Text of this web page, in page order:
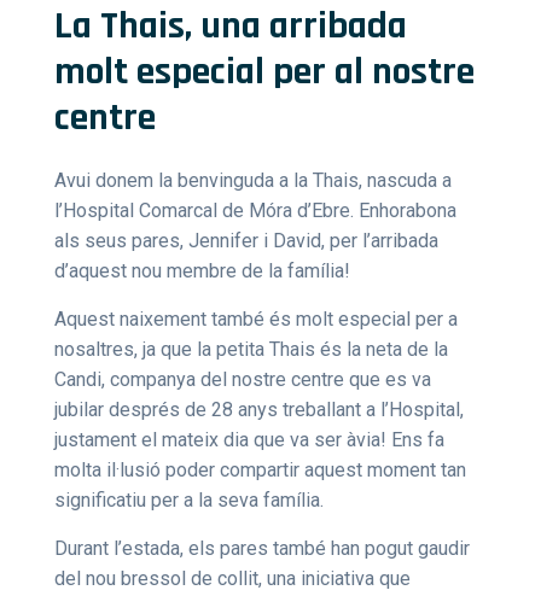
La Thais, una arribada
molt especial per al nostre
centre
Avui donem la benvinguda a la Thais, nascuda a
l’Hospital Comarcal de Móra d’Ebre. Enhorabona
als seus pares, Jennifer i David, per l’arribada
d’aquest nou membre de la família!
Aquest naixement també és molt especial per a
nosaltres, ja que la petita Thais és la neta de la
Candi, companya del nostre centre que es va
jubilar després de 28 anys treballant a l’Hospital,
justament el mateix dia que va ser àvia! Ens fa
molta il·lusió poder compartir aquest moment tan
significatiu per a la seva família.
Durant l’estada, els pares també han pogut gaudir
del nou bressol de collit, una iniciativa que